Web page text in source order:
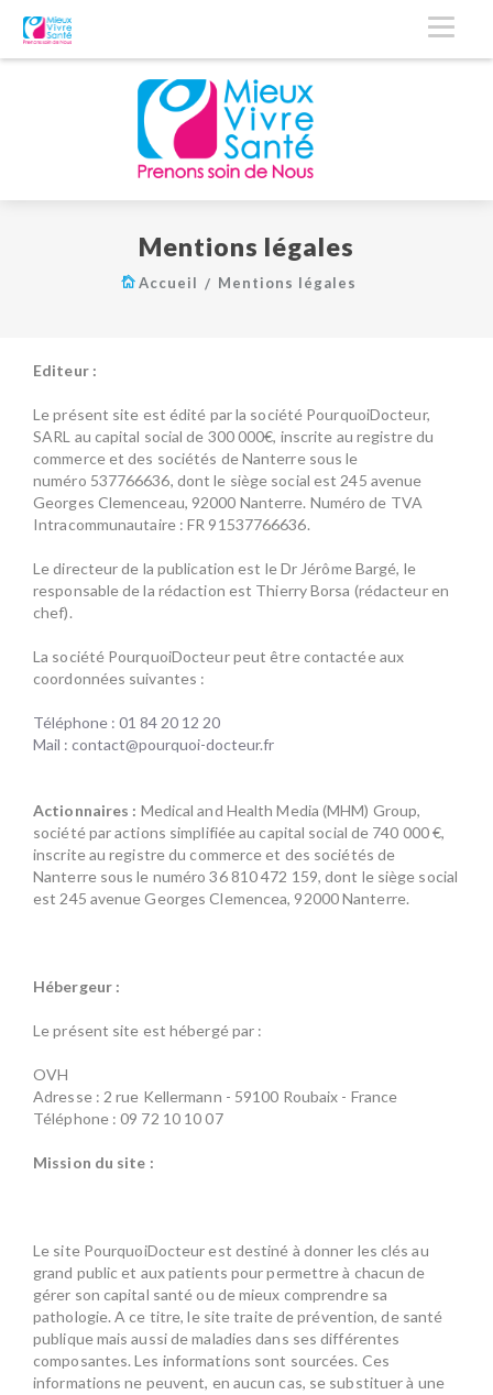
Mentions légales
Accueil Mentions légales
Editeur :
Le présent site est édité par la société PourquoiDocteur,
SARL au capital social de 300 000€, inscrite au registre du
commerce et des sociétés de Nanterre sous le
numéro 537766636, dont le siège social est 245 avenue
Georges Clemenceau, 92000 Nanterre. Numéro de TVA
Intracommunautaire : FR 91537766636.
Le directeur de la publication est le Dr Jérôme Bargé, le
responsable de la rédaction est Thierry Borsa (rédacteur en
chef).
La société PourquoiDocteur peut être contactée aux
coordonnées suivantes :
Téléphone : 01 84 20 12 20
Mail : contact@pourquoi-docteur.fr
Actionnaires : Medical and Health Media (MHM) Group,
société par actions simplifiée au capital social de 740 000 €,
inscrite au registre du commerce et des sociétés de
Nanterre sous le numéro 36 810 472 159, dont le siège social
est 245 avenue Georges Clemencea, 92000 Nanterre.
Hébergeur :
Le présent site est hébergé par :
OVH
Adresse : 2 rue Kellermann - 59100 Roubaix - France
Téléphone : 09 72 10 10 07
Mission du site :
Le site PourquoiDocteur est destiné à donner les clés au
grand public et aux patients pour permettre à chacun de
gérer son capital santé ou de mieux comprendre sa
pathologie. A ce titre, le site traite de prévention, de santé
publique mais aussi de maladies dans ses différentes
composantes. Les informations sont sourcées. Ces
informations ne peuvent, en aucun cas, se substituer à une